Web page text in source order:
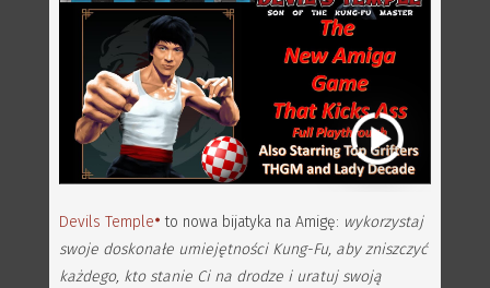
Devils Temple to nowa bijatyka na Amigę: wykorzystaj
swoje doskonałe umiejętności Kung-Fu, aby zniszczyć
każdego, kto stanie Ci na drodze i uratuj swoją